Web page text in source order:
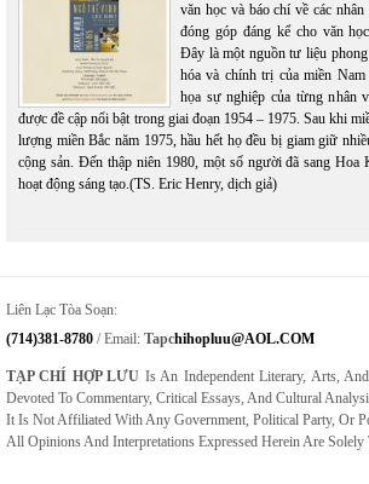
văn học và báo chí về các
đóng góp đáng kể cho văn
Đây là một nguồn tư liệu
hóa và chính trị của miền
họa sự nghiệp của từng nhân
được đề cập nổi bật trong giai đoạn 1954 – 1975. Sau khi
lượng miền Bắc năm 1975, hầu hết họ đều bị giam giữ
cộng sản. Đến thập niên 1980, một số người đã sang Hoa
hoạt động sáng tạo.(TS. Eric Henry, dịch giả)
Liên Lạc Tòa Soạn:
(714)381-8780 / Email: TapcHihopluu@AOL.COM
TẠP CHÍ HỢP LƯU Is An Independent Literary, Arts,
Devoted To Commentary, Critical Essays, And Cultural
It Is Not Affiliated With Any Government, Political Party, Or
All Opinions And Interpretations Expressed Herein Are Solely